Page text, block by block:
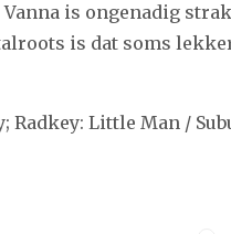
is ongenadig
is dat soms
Radkey: Little Man /